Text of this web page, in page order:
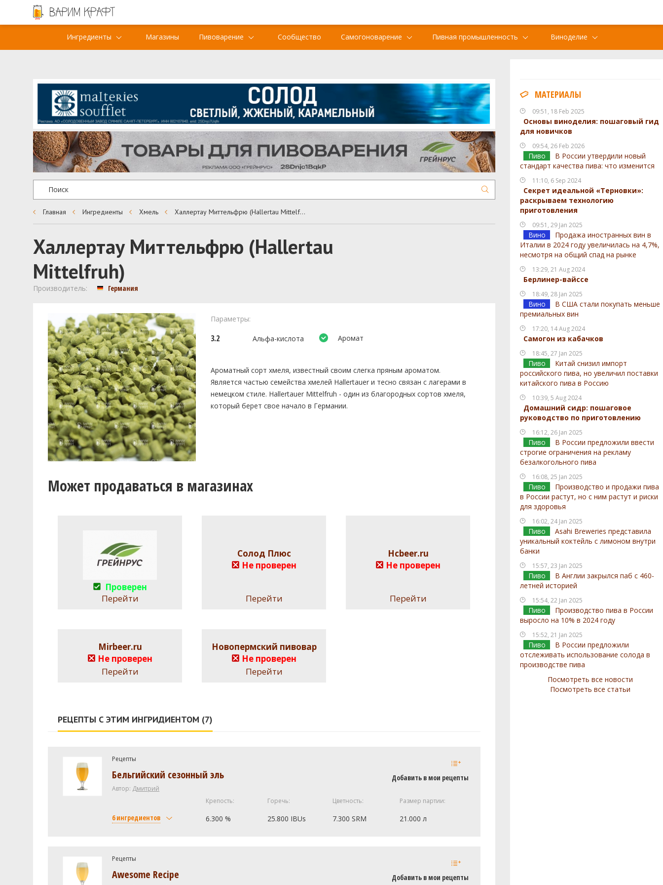
Ингредиенты Магазины Пивоварение Сообщество Самогоноварение Пивная промышленность Виноделие
МАТЕРИАЛЫ
09:51, 18 Feb 2025
Основы виноделия: пошаговый гид
для новичков
09:54, 26 Feb 2026
Пиво
В России утвердили новый
стандарт качества пива: что изменится
11:10, 6 Sep 2024
Секрет идеальной «Терновки»:
раскрываем технологию
приготовления
09:51, 29 Jan 2025
Вино
Продажа иностранных вин в
Италии в 2024 году увеличилась на 4,7%,
несмотря на общий спад на рынке
13:29, 21 Aug 2024
Берлинер-вайссе
18:49, 28 Jan 2025
Вино
В США стали покупать меньше
премиальных вин
17:20, 14 Aug 2024
Самогон из кабачков
18:45, 27 Jan 2025
Пиво
Китай снизил импорт
российского пива, но увеличил поставки
китайского пива в Россию
10:39, 5 Aug 2024
Домашний сидр: пошаговое
руководство по приготовлению
16:12, 26 Jan 2025
Пиво
В России предложили ввести
строгие ограничения на рекламу
безалкогольного пива
16:08, 25 Jan 2025
Пиво
Производство и продажи пива
в России растут, но с ним растут и риски
для здоровья
16:02, 24 Jan 2025
Пиво
Asahi Breweries представила
уникальный коктейль с лимоном внутри
банки
15:57, 23 Jan 2025
Пиво
В Англии закрылся паб с 460-
летней историей
15:54, 22 Jan 2025
Пиво
Производство пива в России
выросло на 10% в 2024 году
15:52, 21 Jan 2025
Пиво
В России предложили
отслеживать использование солода в
производстве пива
Посмотреть все новости
Посмотреть все статьи
Главная Ингредиенты Хмель Халлертау Миттельфрю (Hallertau Mittelfruh)
Халлертау Миттельфрю (Hallertau
Mittelfruh)
Производитель: Германия
Параметры:
3.2 Альфа-кислота Аромат
Ароматный сорт хмеля, известный своим слегка пряным ароматом.
Является частью семейства хмелей Hallertauer и тесно связан с лагерами в
немецком стиле. Hallertauer Mittelfruh - один из благородных сортов хмеля,
который берет свое начало в Германии.
Может продаваться в магазинах
Проверен
Перейти
Солод Плюс
Не проверен
Перейти
Hcbeer.ru
Не проверен
Перейти
Mirbeer.ru
Не проверен
Перейти
Новопермский пивовар
Не проверен
Перейти
РЕЦЕПТЫ С ЭТИМ ИНГРИДИЕНТОМ (7)
Рецепты
Добавить в мои рецепты
Бельгийский сезонный эль
Автор: Дмитрий
6 ингредиентов
Крепость: Горечь: Цветность: Размер партии:
6.300 % 25.800 IBUs 7.300 SRM 21.000 л
Курский солод Pale Ale
Курский солод Мюнхенский Тип 2
Рецепты
Добавить в мои рецепты
Awesome Recipe